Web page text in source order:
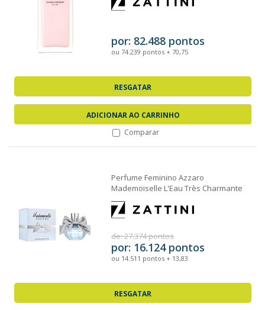
por: 82.488 pontos
ou 74.239 pontos + 70,75
RESGATAR
ADICIONAR AO CARRINHO
Comparar
Perfume Feminino Azzaro
Mademoiselle L'Eau Très Charmante
EDT 30ml
de: 27.374 pontos
por: 16.124 pontos
ou 14.511 pontos + 13,83
RESGATAR